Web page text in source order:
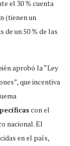
el 30 % cuenta
(tienen un
de un 50 % de las
aprobó la “Ley
que incentiva
con el
nacional. El
en el país,